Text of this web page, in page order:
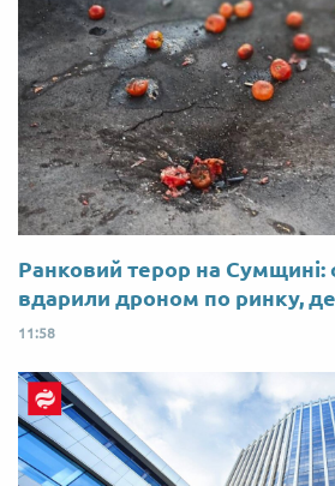
Ранковий терор на Сумщині:
вдарили дроном по ринку,
11:58